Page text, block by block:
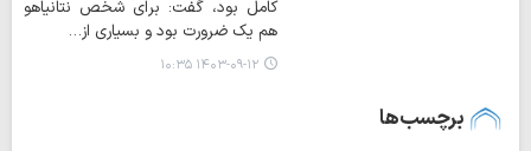
کامل بود، گفت: برای شخص نتانیاهو
هم یک ضرورت بود و بسیاری از…
۱۴۰۳-۰۹-۱۲ ۱۰:۳۵
برچسب‌ها